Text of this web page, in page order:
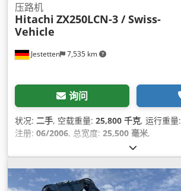
Jestetten 7,535 km
压路机
Hitachi ZX250LCN-3 / Swiss-
Vehicle
询问
状况: 二手, 空载重量: 25,800 千克, 运行重量:
注册: 06/2006, 总宽度: 25,500 毫米,